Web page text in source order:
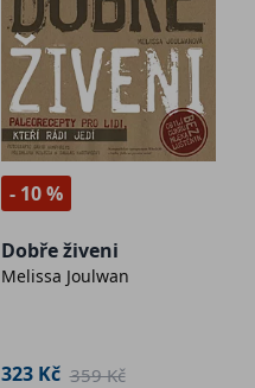
- 10 %
Dobře živeni
Melissa Joulwan
323 Kč 359 Kč